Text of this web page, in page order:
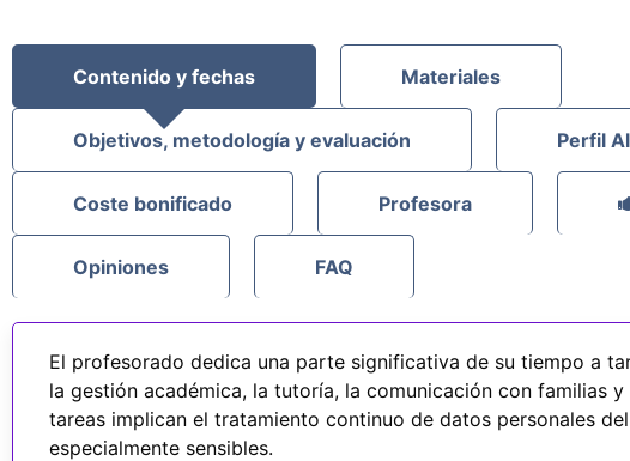
Contenido y fechas Materiales
Objetivos, metodología y evaluación Perfil
Coste bonificado Profesora
Opiniones FAQ
El profesorado dedica una parte significativa de su tiempo a
la gestión académica, la tutoría, la comunicación con familias
tareas implican el tratamiento continuo de datos personales
especialmente sensibles.